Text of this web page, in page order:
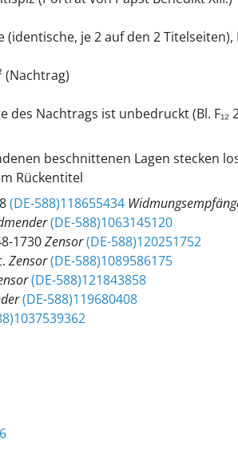
(identische, je 2 auf den 2 Titelseiten),
(Nachtrag)
des Nachtrags ist unbedruckt (Bl. F₁₂
beschnittenen Lagen stecken
Rückentitel
(DE-588)118655434
(DE-588)1063145120
1730Zensor(DE-588)120251752
Zensor(DE-588)1089586175
(DE-588)121843858
(DE-588)119680408